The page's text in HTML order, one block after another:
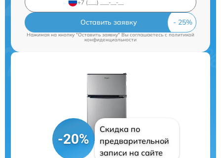
Оставить заявку
Нажимая на кнопку "Оставить заявку" Вы соглашаетесь c политикой
конфиденциальности
-20%
Скидка по
предварительной
записи на сайте